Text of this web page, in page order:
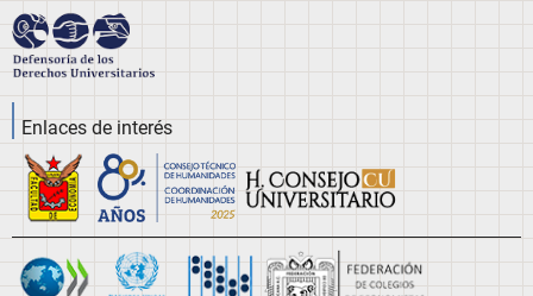
Enlaces de interés